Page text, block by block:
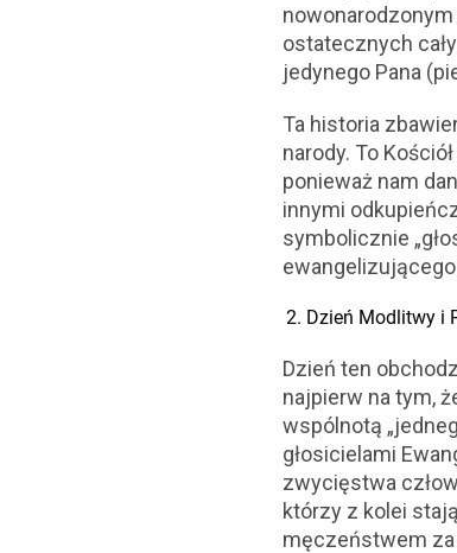
ostatecznych
jedynego Pana
Ta historia
narody. To
ponieważ nam
innymi
symbolicznie
Dzień Modlitwy i
Dzień ten
najpierw na tym,
wspólnotą
głosicielami
zwycięstwa
którzy z kolei
męczeństwem za